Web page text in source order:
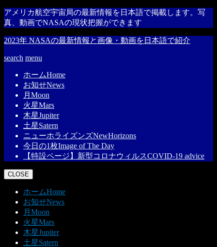
アメリカ航空宇宙局の最新情報を日本語で掲載します。写
真、動画でNASAの現状把握ができます
2023年 NASAの最新情報と画像・動画を日本語で紹介
search menu
ホームHome
お知せNews
月 Moon
火星Mars
木星Jupiter
土星Satern
ニューホライズンズNewHorizons
今日の1枚Image of The Day
【特設ページ】新型コロナウィルスCOVID-19 advice
CLOSE
ホームHome
お知せNews
月 Moon
火星Mars
木星Jupiter
土星Satern